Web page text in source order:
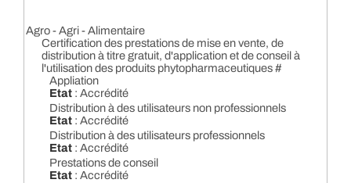
Agro - Agri - Alimentaire
Certification des prestations de mise en vente, de
distribution à titre gratuit, d'application et de conseil à
l'utilisation des produits phytopharmaceutiques #
Appliation
Etat : Accrédité
Distribution à des utilisateurs non professionnels
Etat : Accrédité
Distribution à des utilisateurs professionnels
Etat : Accrédité
Prestations de conseil
Etat : Accrédité